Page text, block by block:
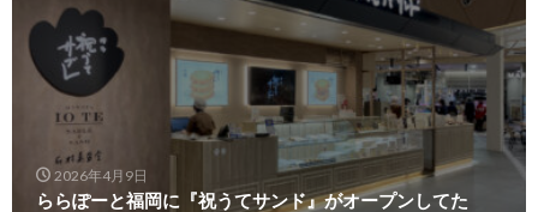
2026年4月9日
ららぽーと福岡に『祝うてサンド』がオープンしてた